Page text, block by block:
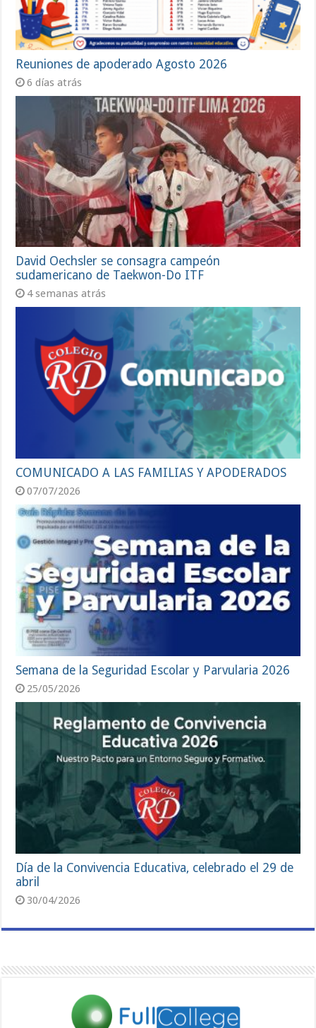
Reuniones de apoderado Agosto 2026
6 días atrás
David Oechsler se consagra campeón
sudamericano de Taekwon-Do ITF
4 semanas atrás
COMUNICADO A LAS FAMILIAS Y APODERADOS
07/07/2026
Semana de la Seguridad Escolar y Parvularia 2026
25/05/2026
Día de la Convivencia Educativa, celebrado el 29 de
abril
30/04/2026